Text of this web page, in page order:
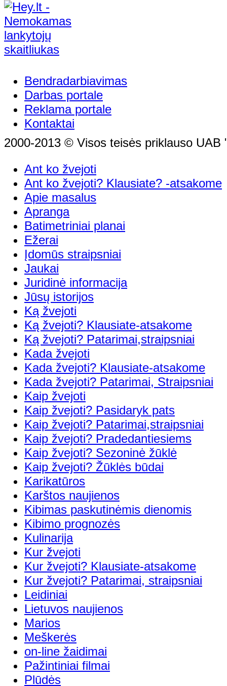
Bendradarbiavimas
Darbas portale
Reklama portale
Kontaktai
2000-2013 © Visos teisės priklauso UAB
Ant ko žvejoti
Ant ko žvejoti? Klausiate? -atsakome
Apie masalus
Apranga
Batimetriniai planai
Ežerai
Įdomūs straipsniai
Jaukai
Juridinė informacija
Jūsų istorijos
Ką žvejoti
Ką žvejoti? Klausiate-atsakome
Ką žvejoti? Patarimai,straipsniai
Kada žvejoti
Kada žvejoti? Klausiate-atsakome
Kada žvejoti? Patarimai, Straipsniai
Kaip žvejoti
Kaip žvejoti? Pasidaryk pats
Kaip žvejoti? Patarimai,straipsniai
Kaip žvejoti? Pradedantiesiems
Kaip žvejoti? Sezoninė žūklė
Kaip žvejoti? Žūklės būdai
Karikatūros
Karštos naujienos
Kibimas paskutinėmis dienomis
Kibimo prognozės
Kulinarija
Kur žvejoti
Kur žvejoti? Klausiate-atsakome
Kur žvejoti? Patarimai, straipsniai
Leidiniai
Lietuvos naujienos
Marios
Meškerės
on-line žaidimai
Pažintiniai filmai
Plūdės